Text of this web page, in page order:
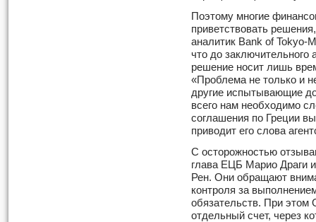
Поэтому многие
приветствовать
аналитик Bank of Tokyo-
что до заключительного
решение носит лишь
«Проблема не только и
другие испытывающие
всего нам необходимо
соглашения по Греции
приводит его слова
С осторожностью
глава ЕЦБ Марио Драги
Рен. Они обращают
контроля за
обязательств. При
отдельный счет, через